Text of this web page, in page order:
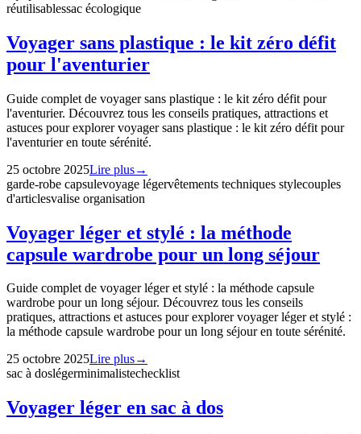
réutilisablessac écologique
Voyager sans plastique : le kit zéro défit
pour l'aventurier
Guide complet de voyager sans plastique : le kit zéro défit pour
l'aventurier. Découvrez tous les conseils pratiques, attractions et
astuces pour explorer voyager sans plastique : le kit zéro défit pour
l'aventurier en toute sérénité.
25 octobre 2025Lire plus→
garde-robe capsulevoyage légervêtements techniques stylecouples
d'articlesvalise organisation
Voyager léger et stylé : la méthode
capsule wardrobe pour un long séjour
Guide complet de voyager léger et stylé : la méthode capsule
wardrobe pour un long séjour. Découvrez tous les conseils
pratiques, attractions et astuces pour explorer voyager léger et stylé :
la méthode capsule wardrobe pour un long séjour en toute sérénité.
25 octobre 2025Lire plus→
sac à doslégerminimalistechecklist
Voyager léger en sac à dos